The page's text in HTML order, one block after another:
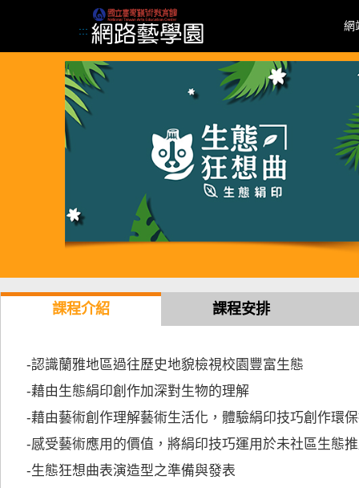
:::
網
課程介紹 課程安排
-認識蘭雅地區過往歷史地貌檢視校園豐富生態
-藉由生態絹印創作加深對生物的理解
-藉由藝術創作理解藝術生活化，體驗絹印技巧創作環
-感受藝術應用的價值，將絹印技巧運用於未社區生態
-生態狂想曲表演造型之準備與發表